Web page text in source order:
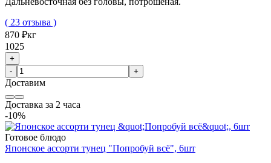
( 23 отзыва )
870 ₽кг
1025
+
-
+
Доставим
Доставка за 2 часа
-10%
Готовое блюдо
Японское ассорти тунец "Попробуй всё", 6шт